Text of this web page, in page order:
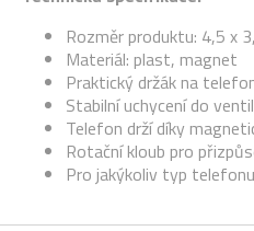
Rozměr produktu: 4,5 x
Materiál: plast, magnet
Praktický držák na
Stabilní uchycení do
Telefon drží díky
Rotační kloub pro
Pro jakýkoliv typ